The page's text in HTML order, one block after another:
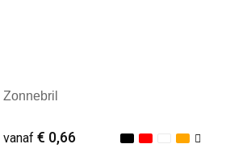
Zonnebril
vanaf € 0,66